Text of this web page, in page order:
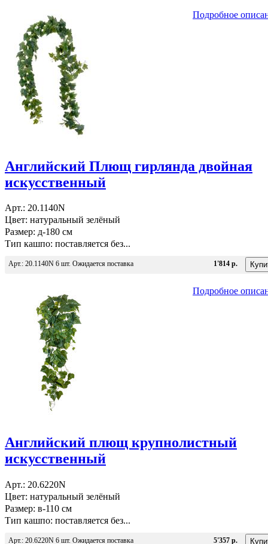
Подробное
Английский Плющ гирлянда двойная
искусственный
Арт.: 20.1140N
Цвет: натуральный зелёный
Размер: д-180 см
Тип кашпо: поставляется без...
Арт.: 20.1140N 6 шт. Ожидается поставка 1'814 р.
Подробное
Английский плющ крупнолистный
искусственный
Арт.: 20.6220N
Цвет: натуральный зелёный
Размер: в-110 см
Тип кашпо: поставляется без...
Арт.: 20.6220N 6 шт. Ожидается поставка 5'357 р.